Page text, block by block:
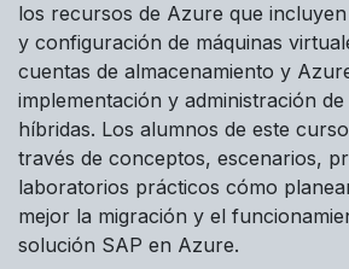
los recursos de Azure que
y configuración de máquinas
cuentas de almacenamiento y
implementación y administración de
híbridas. Los alumnos de este
través de conceptos, escenarios,
laboratorios prácticos cómo
mejor la migración y el
solución SAP en Azure.